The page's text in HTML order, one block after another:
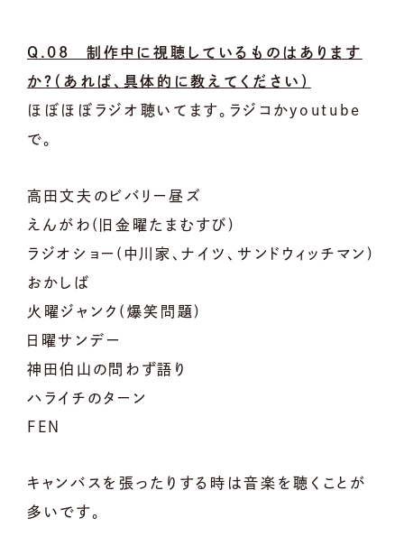
Q.08 制作中に視聴しているものはあります
か？（あれば、具体的に教えてください）
ほぼほぼラジオ聴いてます。ラジコかyoutube
で。
高田文夫のビバリー昼ズ
えんがわ(旧金曜たまむすび)
ラジオショー(中川家、ナイツ、サンドウィッチマン)
おかしば
火曜ジャンク(爆笑問題)
日曜サンデー
神田伯山の問わず語り
ハライチのターン
FEN
キャンバスを張ったりする時は音楽を聴くことが
多いです。